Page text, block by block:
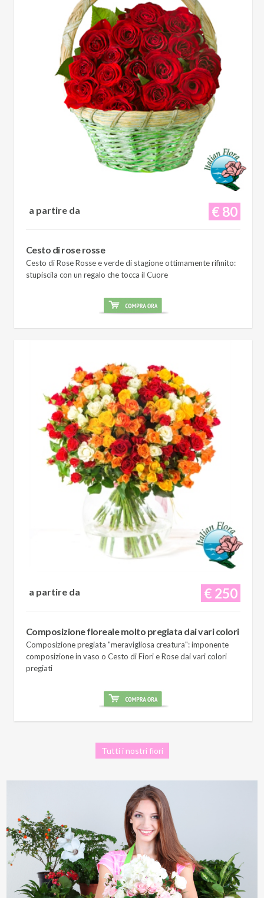
€ 80
a partire da
Cesto di rose rosse
Cesto di Rose Rosse e verde di stagione ottimamente rifinito:
stupiscila con un regalo che tocca il Cuore
€ 250
a partire da
Composizione floreale molto pregiata dai vari colori
Composizione pregiata "meravigliosa creatura": imponente
composizione in vaso o Cesto di Fiori e Rose dai vari colori
pregiati
Tutti i nostri fiori